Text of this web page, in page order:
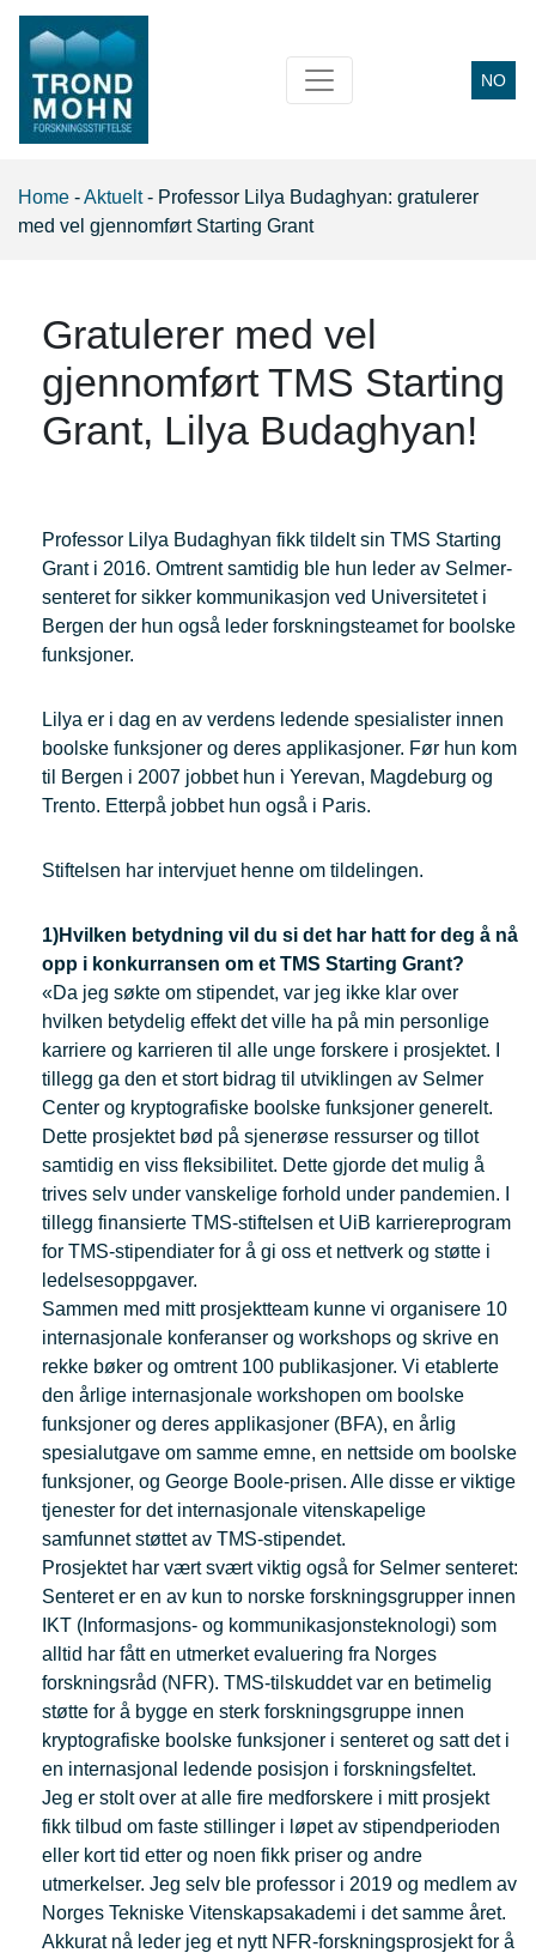
Main Navigation NO
Home -Aktuelt- Professor Lilya Budaghyan: gratulerer
med vel gjennomført Starting Grant
Gratulerer med vel
gjennomført TMS Starting
Grant, Lilya Budaghyan!
Professor Lilya Budaghyan fikk tildelt sin TMS Starting
Grant i 2016. Omtrent samtidig ble hun leder av Selmer-
senteret for sikker kommunikasjon ved Universitetet i
Bergen der hun også leder forskningsteamet for boolske
funksjoner.
Lilya er i dag en av verdens ledende spesialister innen
boolske funksjoner og deres applikasjoner. Før hun kom
til Bergen i 2007 jobbet hun i Yerevan, Magdeburg og
Trento. Etterpå jobbet hun også i Paris.
Stiftelsen har intervjuet henne om tildelingen.
1)Hvilken betydning vil du si det har hatt for deg å nå
opp i konkurransen om et TMS Starting Grant?
«Da jeg søkte om stipendet, var jeg ikke klar over
hvilken betydelig effekt det ville ha på min personlige
karriere og karrieren til alle unge forskere i prosjektet. I
tillegg ga den et stort bidrag til utviklingen av Selmer
Center og kryptografiske boolske funksjoner generelt.
Dette prosjektet bød på sjenerøse ressurser og tillot
samtidig en viss fleksibilitet. Dette gjorde det mulig å
trives selv under vanskelige forhold under pandemien. I
tillegg finansierte TMS-stiftelsen et UiB karriereprogram
for TMS-stipendiater for å gi oss et nettverk og støtte i
ledelsesoppgaver.
Sammen med mitt prosjektteam kunne vi organisere 10
internasjonale konferanser og workshops og skrive en
rekke bøker og omtrent 100 publikasjoner. Vi etablerte
den årlige internasjonale workshopen om boolske
funksjoner og deres applikasjoner (BFA), en årlig
spesialutgave om samme emne, en nettside om boolske
funksjoner, og George Boole-prisen. Alle disse er viktige
tjenester for det internasjonale vitenskapelige
samfunnet støttet av TMS-stipendet.
Prosjektet har vært svært viktig også for Selmer senteret:
Senteret er en av kun to norske forskningsgrupper innen
IKT (Informasjons- og kommunikasjonsteknologi) som
alltid har fått en utmerket evaluering fra Norges
forskningsråd (NFR). TMS-tilskuddet var en betimelig
støtte for å bygge en sterk forskningsgruppe innen
kryptografiske boolske funksjoner i senteret og satt det i
en internasjonal ledende posisjon i forskningsfeltet.
Jeg er stolt over at alle fire medforskere i mitt prosjekt
fikk tilbud om faste stillinger i løpet av stipendperioden
eller kort tid etter og noen fikk priser og andre
utmerkelser. Jeg selv ble professor i 2019 og medlem av
Norges Tekniske Vitenskapsakademi i det samme året.
Akkurat nå leder jeg et nytt NFR-forskningsprosjekt for å